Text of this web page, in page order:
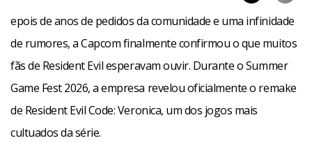
epois de anos de pedidos da comunidade e uma infinidade
de rumores, a Capcom finalmente confirmou o que muitos
fãs de Resident Evil esperavam ouvir. Durante o Summer
Game Fest 2026, a empresa revelou oficialmente o remake
de Resident Evil Code: Veronica, um dos jogos mais
cultuados da série.